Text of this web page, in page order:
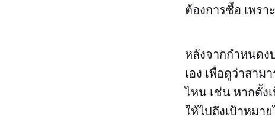
ต้องการซื้อ เพร
หลังจากกำหนด
เอง เพื่อดูว่าสาม
ไหน เช่น หากตั้ง
ให้ไปถึงเป้าหมา